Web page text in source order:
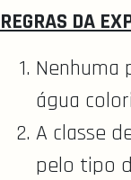
REGRAS DA
Nenhuma
água
A classe
pelo tipo